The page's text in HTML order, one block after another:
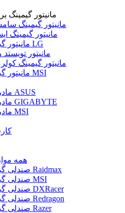
مانیتور گیمینگ
مانیتور گیمینگ
مانیتور گیمینگ
مانیتور گیمینگ LG
مانیتور تویستد
مانیتور گیمینگ
مانیتور گیمینگ MSI
مادربرد گیمینگ ASUS
مادربرد گیمینگ GIGABYTE
مادربرد گیمینگ MSI
همه
صندلی گیمینگ Raidmax
صندلی گیمینگ MSI
صندلی گیمینگ DXRacer
صندلی گیمینگ Redragon
صندلی گیمینگ Razer